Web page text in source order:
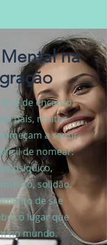
na
de encanto
país, muitos
a sentir
de nomear:
psíquico,
solidão,
de si e
o lugar que
no mundo.